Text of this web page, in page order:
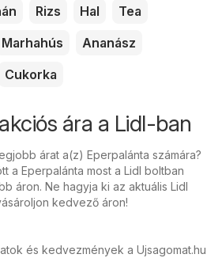
Rizs Hal
Tea
Marhahús
Ananász
Cukorka
ára a Lidl-ban
árat a(z) Eperpalánta számára?
a Eperpalánta most a Lidl boltban
áron. Ne hagyja ki az aktuális Lidl
kedvező áron!
és kedvezmények a Ujsagomat.hu